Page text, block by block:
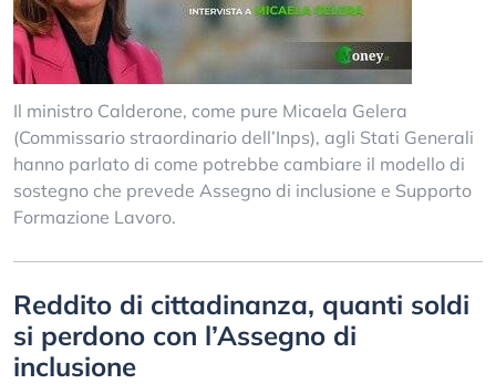
Il ministro Calderone, come pure Micaela Gelera
(Commissario straordinario dell’Inps), agli Stati Generali
hanno parlato di come potrebbe cambiare il modello di
sostegno che prevede Assegno di inclusione e Supporto
Formazione Lavoro.
Reddito di cittadinanza, quanti soldi
si perdono con l’Assegno di
inclusione